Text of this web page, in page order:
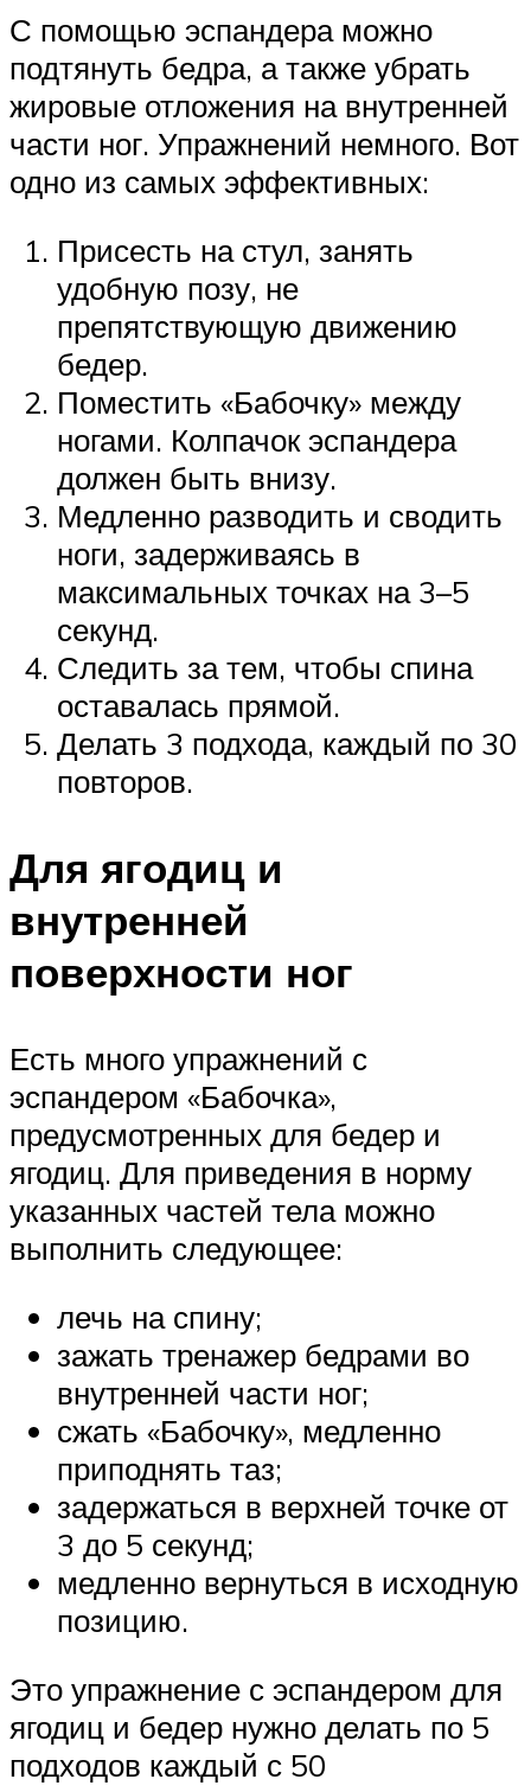
С помощью эспандера можно
подтянуть бедра, а также убрать
жировые отложения на внутренней
части ног. Упражнений немного. Вот
одно из самых эффективных:
Присесть на стул, занять
удобную позу, не
препятствующую движению
бедер.
Поместить «Бабочку» между
ногами. Колпачок эспандера
должен быть внизу.
Медленно разводить и сводить
ноги, задерживаясь в
максимальных точках на 3–5
секунд.
Следить за тем, чтобы спина
оставалась прямой.
Делать 3 подхода, каждый по 30
повторов.
Для ягодиц и
внутренней
поверхности ног
Есть много упражнений с
эспандером «Бабочка»,
предусмотренных для бедер и
ягодиц. Для приведения в норму
указанных частей тела можно
выполнить следующее:
лечь на спину;
зажать тренажер бедрами во
внутренней части ног;
сжать «Бабочку», медленно
приподнять таз;
задержаться в верхней точке от
3 до 5 секунд;
медленно вернуться в исходную
позицию.
Это упражнение с эспандером для
ягодиц и бедер нужно делать по 5
подходов каждый с 50